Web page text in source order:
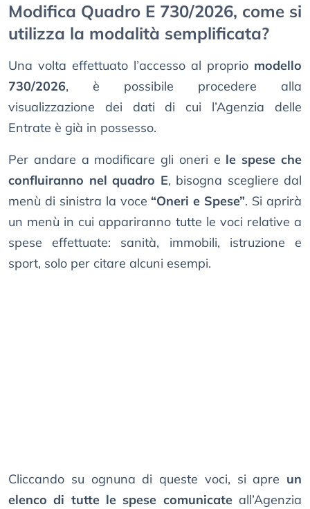
Modifica Quadro E 730/2026, come si
utilizza la modalità semplificata?
Una volta effettuato l’accesso al proprio modello
730/2026, è possibile procedere alla
visualizzazione dei dati di cui l’Agenzia delle
Entrate è già in possesso.
Per andare a modificare gli oneri e le spese che
confluiranno nel quadro E, bisogna scegliere dal
menù di sinistra la voce “Oneri e Spese”. Si aprirà
un menù in cui appariranno tutte le voci relative a
spese effettuate: sanità, immobili, istruzione e
sport, solo per citare alcuni esempi.
Cliccando su ognuna di queste voci, si apre un
elenco di tutte le spese comunicateall’Agenzia